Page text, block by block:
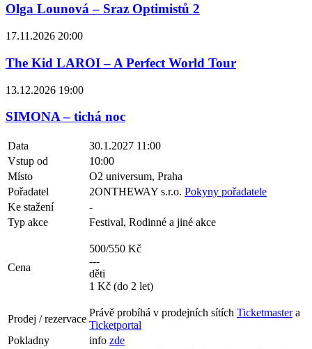
Olga Lounová – Sraz Optimistů 2
17.11.2026 20:00
The Kid LAROI – A Perfect World Tour
13.12.2026 19:00
SIMONA – tichá noc
Data
30.1.2027 11:00
Vstup od
10:00
Místo
O2 universum, Praha
Pořadatel
2ONTHEWAY s.r.o. Pokyny pořadatele
Ke stažení
-
Typ akce
Festival, Rodinné a jiné akce
Cena
500/550 Kč
---
děti
1 Kč (do 2 let)
Prodej / rezervace
Právě probíhá v prodejních sítích Ticketmastera
Ticketportal
Pokladny
info zde